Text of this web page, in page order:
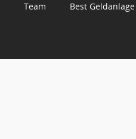
Team Best Geldanlage